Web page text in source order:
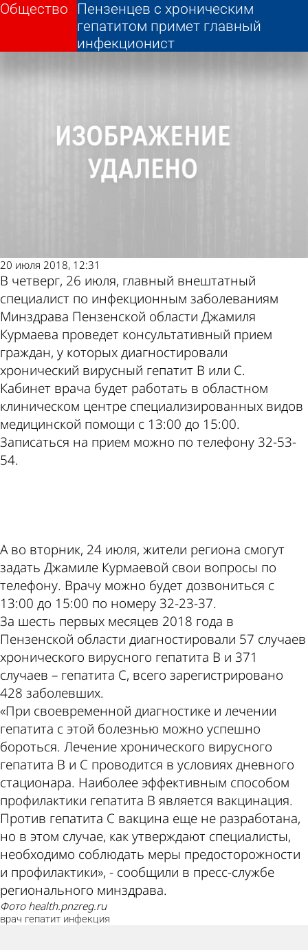
Пензенцев с хроническим
гепатитом примет главный
инфекционист
Общество
20 июля 2018, 12:31
В четверг, 26 июля, главный внештатный
специалист по инфекционным заболеваниям
Минздрава Пензенской области Джамиля
Курмаева проведет консультативный прием
граждан, у которых диагностировали
хронический вирусный гепатит В или С.
Кабинет врача будет работать в областном
клиническом центре специализированных видов
медицинской помощи с 13:00 до 15:00.
Записаться на прием можно по телефону 32-53-
54.
А во вторник, 24 июля, жители региона смогут
задать Джамиле Курмаевой свои вопросы по
телефону. Врачу можно будет дозвониться с
13:00 до 15:00 по номеру 32-23-37.
За шесть первых месяцев 2018 года в
Пензенской области диагностировали 57 случаев
хронического вирусного гепатита В и 371
случаев – гепатита С, всего зарегистрировано
428 заболевших.
«При своевременной диагностике и лечении
гепатита с этой болезнью можно успешно
бороться. Лечение хронического вирусного
гепатита В и С проводится в условиях дневного
стационара. Наиболее эффективным способом
профилактики гепатита В является вакцинация.
Против гепатита С вакцина еще не разработана,
но в этом случае, как утверждают специалисты,
необходимо соблюдать меры предосторожности
и профилактики», - сообщили в пресс-службе
регионального минздрава.
Фото health.pnzreg.ru
врач гепатит инфекция
Пензенцев с хроническим
гепатитом примет главный
инфекционист
Общество
Другие новости
по теме
Погода и курсы
валют в Пензе